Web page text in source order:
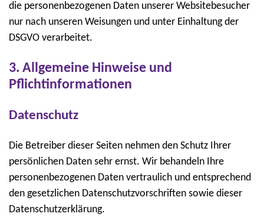
die personenbezogenen Daten unserer Websitebesucher
nur nach unseren Weisungen und unter Einhaltung der
DSGVO verarbeitet.
3. Allgemeine Hinweise und
Pflichtinformationen
Datenschutz
Die Betreiber dieser Seiten nehmen den Schutz Ihrer
persönlichen Daten sehr ernst. Wir behandeln Ihre
personenbezogenen Daten vertraulich und entsprechend
den gesetzlichen Datenschutzvorschriften sowie dieser
Datenschutzerklärung.